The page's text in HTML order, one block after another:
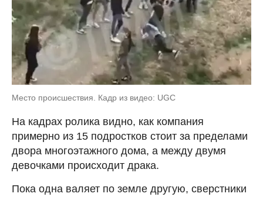
Место происшествия. Кадр из видео: UGC
На кадрах ролика видно, как компания
примерно из 15 подростков стоит за пределами
двора многоэтажного дома, а между двумя
девочками происходит драка.
Пока одна валяет по земле другую, сверстники